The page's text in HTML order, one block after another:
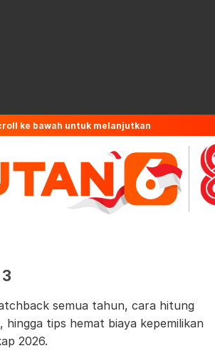
ke bawah untuk melanjutkan
semua tahun, cara hitung
hingga tips hemat biaya kepemilikan
2026.